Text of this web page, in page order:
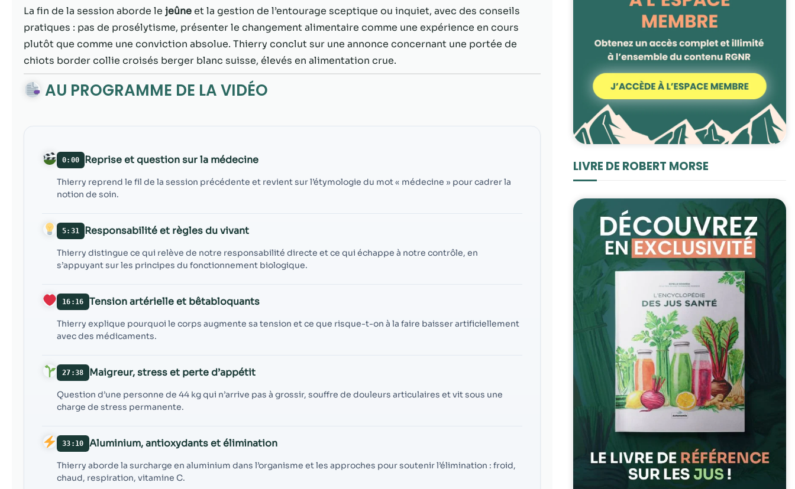
La fin de la session aborde le jeûneet la gestion de l’entourage sceptique ou inquiet, avec des conseils
pratiques : pas de prosélytisme, présenter le changement alimentaire comme une expérience en cours
plutôt que comme une conviction absolue. Thierry conclut sur une annonce concernant une portée de
chiots border collie croisés berger blanc suisse, élevés en alimentation crue.
AU PROGRAMME DE LA VIDÉO
0:00 Reprise et question sur la médecine
Thierry reprend le fil de la session précédente et revient sur l’étymologie du mot « médecine » pour cadrer la
notion de soin.
5:31 Responsabilité et règles du vivant
Thierry distingue ce qui relève de notre responsabilité directe et ce qui échappe à notre contrôle, en
s’appuyant sur les principes du fonctionnement biologique.
16:16 Tension artérielle et bêtabloquants
Thierry explique pourquoi le corps augmente sa tension et ce que risque-t-on à la faire baisser artificiellement
avec des médicaments.
27:38 Maigreur, stress et perte d’appétit
Question d’une personne de 44 kg qui n’arrive pas à grossir, souffre de douleurs articulaires et vit sous une
charge de stress permanente.
33:10 Aluminium, antioxydants et élimination
Thierry aborde la surcharge en aluminium dans l’organisme et les approches pour soutenir l’élimination : froid,
chaud, respiration, vitamine C.
LIVRE DE ROBERT MORSE
fonctionnalités
disparaîtront
du site Web.
Marketing
chances de